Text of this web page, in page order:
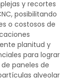
y recortes
posibilitando
o costosos de
planitud y
para lograr
paneles de
alveolar